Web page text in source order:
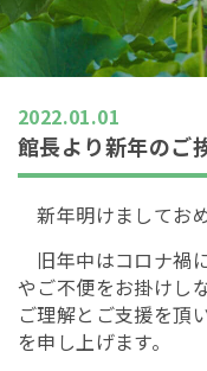
2022.01.01
館長より新年のご
新年明けましてお
旧年中はコロナ禍
やご不便をお掛けし
ご理解とご支援を頂
を申し上げます。